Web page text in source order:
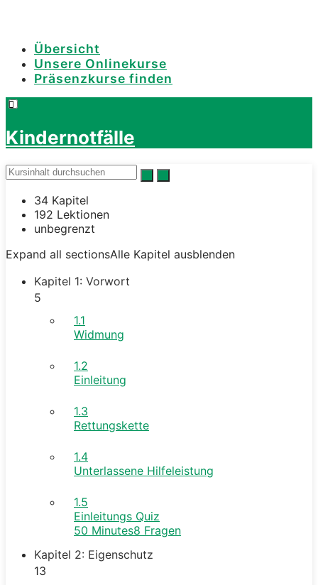
Übersicht
Unsere Onlinekurse
Präsenzkurse finden
Kindernotfälle
34 Kapitel
192 Lektionen
unbegrenzt
Expand all sectionsAlle Kapitel ausblenden
Kapitel 1: Vorwort
5
1.1
Widmung
1.2
Einleitung
1.3
Rettungskette
1.4
Unterlassene Hilfeleistung
1.5
Einleitungs Quiz
50 Minutes8 Fragen
Kapitel 2: Eigenschutz
13